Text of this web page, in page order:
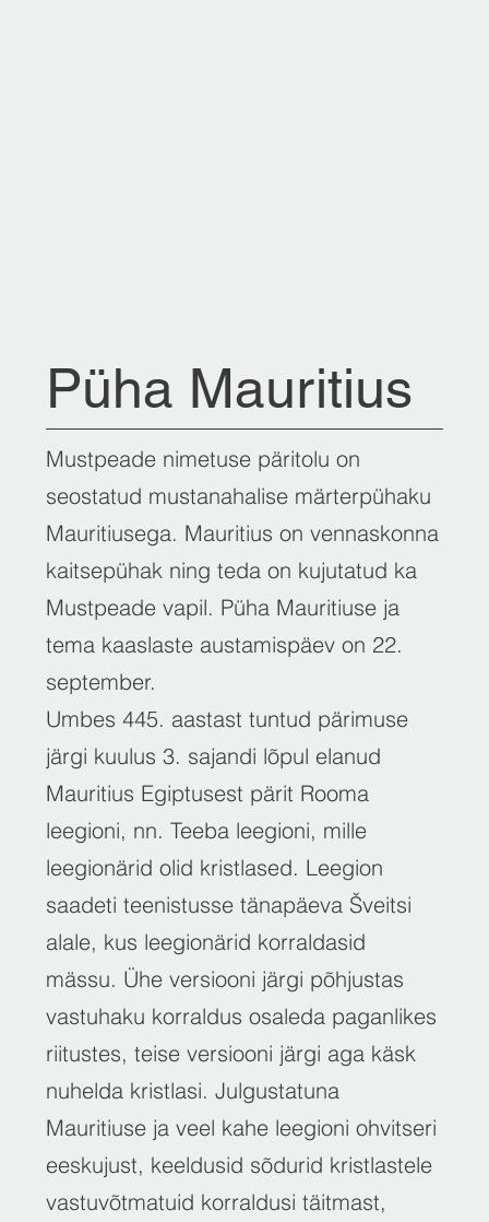
Püha Mauritius
Mustpeade nimetuse päritolu on
seostatud mustanahalise märterpühaku
Mauritiusega. Mauritius on vennaskonna
kaitsepühak ning teda on kujutatud ka
Mustpeade vapil. Püha Mauritiuse ja
tema kaaslaste austamispäev on 22.
september.
Umbes 445. aastast tuntud pärimuse
järgi kuulus 3. sajandi lõpul elanud
Mauritius Egiptusest pärit Rooma
leegioni, nn. Teeba leegioni, mille
leegionärid olid kristlased. Leegion
saadeti teenistusse tänapäeva Šveitsi
alale, kus leegionärid korraldasid
mässu. Ühe versiooni järgi põhjustas
vastuhaku korraldus osaleda paganlikes
riitustes, teise versiooni järgi aga käsk
nuhelda kristlasi. Julgustatuna
Mauritiuse ja veel kahe leegioni ohvitseri
eeskujust, keeldusid sõdurid kristlastele
vastuvõtmatuid korraldusi täitmast,